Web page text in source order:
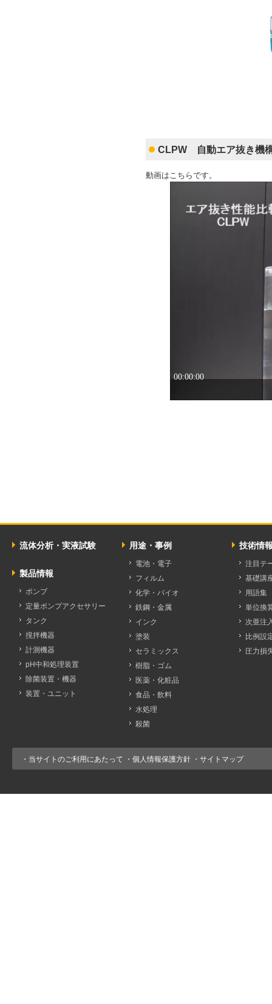
CLPW 自動エア抜き機
動画はこちらです。
流体分析・実液試験
製品情報
ポンプ
定量ポンプアクセサリー
タンク
撹拌機器
計測機器
pH中和処理装置
除菌装置・機器
装置・ユニット
用途・事例
電池・電子
フィルム
化学・バイオ
鉄鋼・金属
インク
塗装
セラミックス
樹脂・ゴム
医薬・化粧品
食品・飲料
水処理
殺菌
技術情
注目テ
基礎講
用語集
単位換
次亜注
比例設
圧力損
・ 当サイトのご利用にあたって ・ 個人情報保護方針 ・ サイトマップ